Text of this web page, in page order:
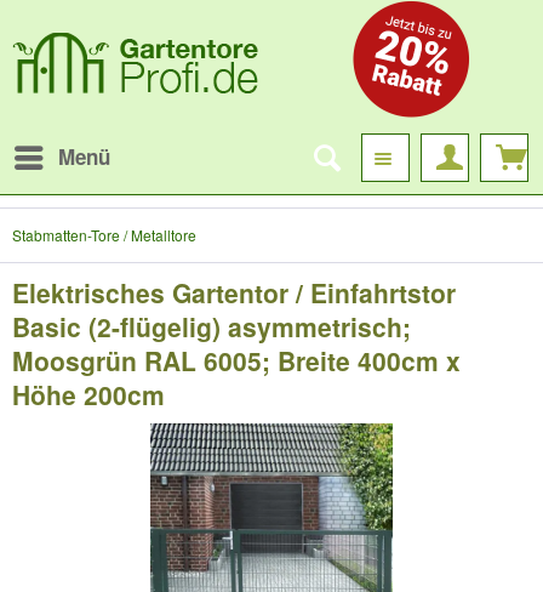
Menü
Stabmatten-Tore / Metalltore
Elektrisches Gartentor / Einfahrtstor
Basic (2-flügelig) asymmetrisch;
Moosgrün RAL 6005; Breite 400cm x
Höhe 200cm